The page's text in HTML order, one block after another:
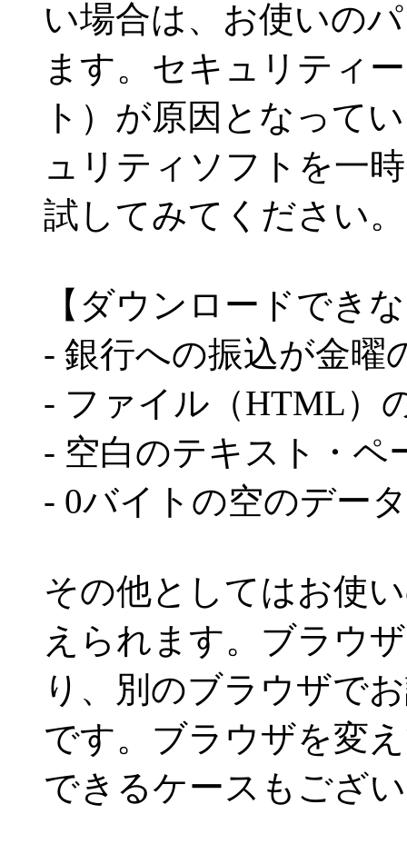
い場合は、お使いの
ます。セキュリティ
ト）が原因となって
ュリティソフトを一
試してみてください。
【ダウンロードでき
- 銀行への振込が金曜
- ファイル（HTML）
- 空白のテキスト・ペ
- 0バイトの空のデー
その他としてはお使
えられます。ブラウ
り、別のブラウザで
です。ブラウザを変
できるケースもござ